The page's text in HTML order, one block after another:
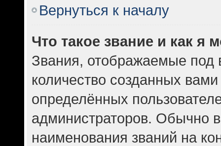
Вернуться к началу
Что такое звание и как я
Звания, отображаемые
количество созданных
определённых
администраторов. Обычно
наименования званий на